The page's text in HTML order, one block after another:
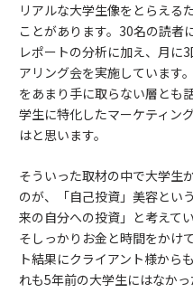
リアルな大学生像をとらえ
ことがあります。30名の読者
レポートの分析に加え、月に
アリング会を実施していま
をあまり手に取らない層とも
学生に特化したマーケティン
はと思います。
そういった取材の中で大学生
のが、「自己投資」美容とい
来の自分への投資」と考えて
そしっかりお金と時間をかけ
ト結果にクライアント様から
れも5年前の大学生にはなか